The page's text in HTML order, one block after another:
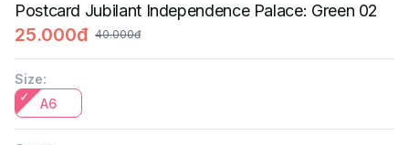
Postcard Jubilant Independence Palace: Green 02
25.000đ 40.000đ
Size:
A6